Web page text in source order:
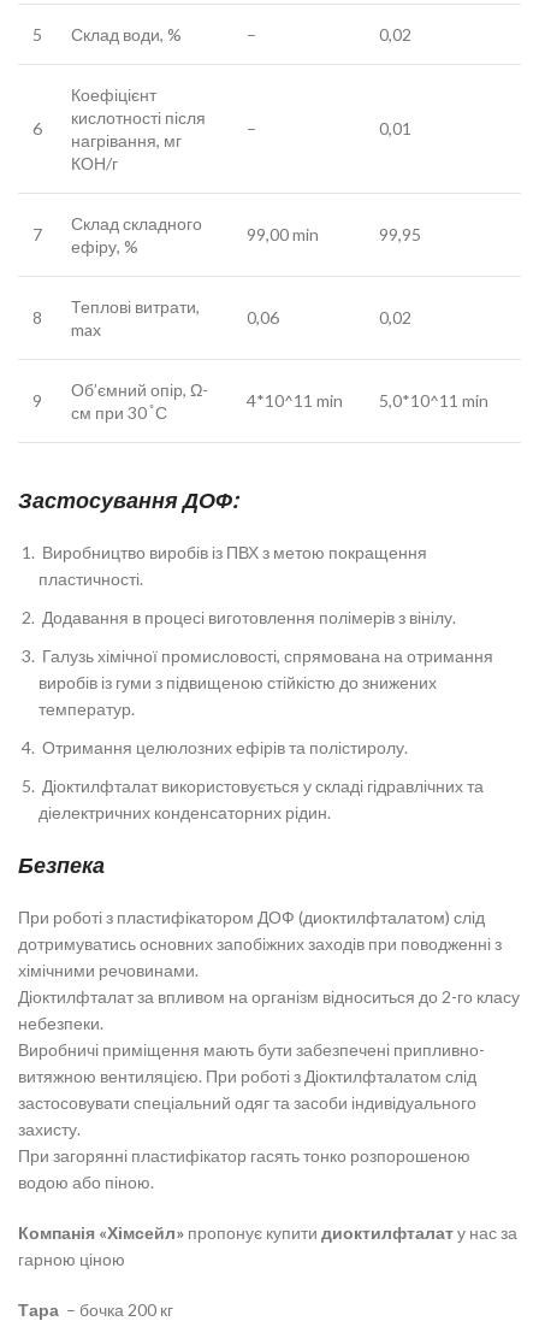
5 Склад води, % – 0,02
6
Коефіцієнт
кислотності після
нагрівання, мг
КОН/г
– 0,01
7
Склад складного
ефіру, %
99,00 min 99,95
8
Теплові витрати,
max
0,06 0,02
9
Об’ємний опір, Ω-
см при 30 ̊ С
4*10^11 min 5,0*10^11 min
Застосування ДОФ:
Виробництво виробів із ПВХ з метою покращення
пластичності.
Додавання в процесі виготовлення полімерів з вінілу.
Галузь хімічної промисловості, спрямована на отримання
виробів із гуми з підвищеною стійкістю до знижених
температур.
Отримання целюлозних ефірів та полістиролу.
Діоктилфталат використовується у складі гідравлічних та
діелектричних конденсаторних рідин.
Безпека
При роботі з пластифікатором ДОФ (диоктилфталатом) слід
дотримуватись основних запобіжних заходів при поводженні з
хімічними речовинами.
Діоктилфталат за впливом на організм відноситься до 2-го класу
небезпеки.
Виробничі приміщення мають бути забезпечені припливно-
витяжною вентиляцією. При роботі з Діоктилфталатом слід
застосовувати спеціальний одяг та засоби індивідуального
захисту.
При загорянні пластифікатор гасять тонко розпорошеною
водою або піною.
Компанія «Хімсейл» пропонує купити диоктилфталату нас за
гарною ціною
Тара – бочка 200 кг